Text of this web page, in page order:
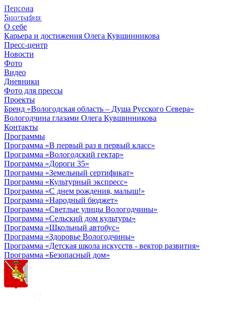
Персона
Биография
О себе
Карьера и достижения Олега Кувшинникова
Пресс-центр
Новости
Фото
Видео
Дневники
Фото для прессы
Проекты
Бренд «Вологодская область – Душа Русского Севера»
Вологодчина глазами Олега Кувшинникова
Контакты
Программы
Программа «В первый раз в первый класс»
Программа «Вологодский гектар»
Программа «Дороги 35»
Программа «Земельный сертификат»
Программа «Культурный экспресс»
Программа «С днем рождения, малыш!»
Программа «Народный бюджет»
Программа «Светлые улицы Вологодчины»
Программа «Сельский дом культуры»
Программа «Школьный автобус»
Программа «Здоровье Вологодчины»
Программа «Детская школа искусств - вектор развития»
Программа «Безопасный дом»
© 2012 - 2023,
КУВШИННИКОВ О.А.